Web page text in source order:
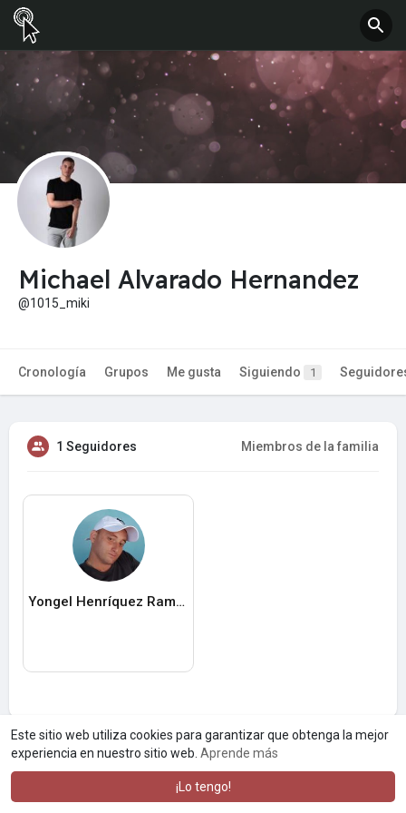
Este sitio web utiliza cookies para garantizar que obtenga la mejor
experiencia en nuestro sitio web. Aprende más
¡Lo tengo!
Michael Alvarado Hernandez
@1015_miki
Cronología Grupos Me gusta Siguiendo 1
1 Seguidores Miembros de la familia
Yongel Henríquez Ramos